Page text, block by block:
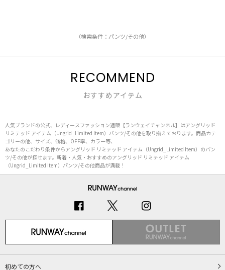
（検索条件：パンツ/その他）
RECOMMEND
おすすめアイテム
人気ブランドの公式、レディースファッション通販【ランウェイチャンネル】はアングリッド
リミテッド アイテム（Ungrid_Limited Item）パンツ/その他を取り揃えております。商品カテ
ゴリーの他、サイズ、価格、OFF率、カラー等、
あなたのこだわり条件からアングリッド リミテッド アイテム（Ungrid_Limited Item）のパン
ツ/その他が探せます。新着・人気・おすすめのアングリッド リミテッド アイテム
（Ungrid_Limited Item）パンツ/その他商品が満載！
初めての方へ